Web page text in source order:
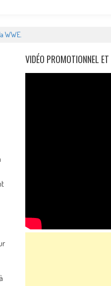
WWE.
VIDÉO PROMOTIONNEL